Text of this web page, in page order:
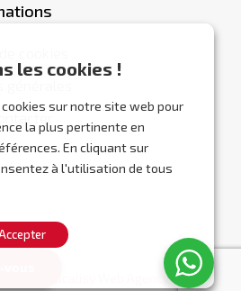
les cookies !
sur notre site web pour
la plus pertinente en
En cliquant sur
à l'utilisation de tous
Localisy Web Agency